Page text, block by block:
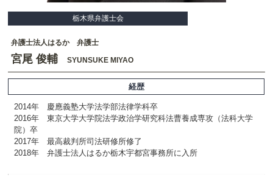
栃木県弁護士会
弁護士法人はるか 弁護士
宮尾 俊輔 SYUNSUKE MIYAO
経歴
2014年 慶應義塾大学法学部法律学科卒
2016年 東京大学大学院法学政治学研究科法曹養成専攻（法科大学
院）卒
2017年 最高裁判所司法研修所修了
2018年 弁護士法人はるか栃木宇都宮事務所に入所